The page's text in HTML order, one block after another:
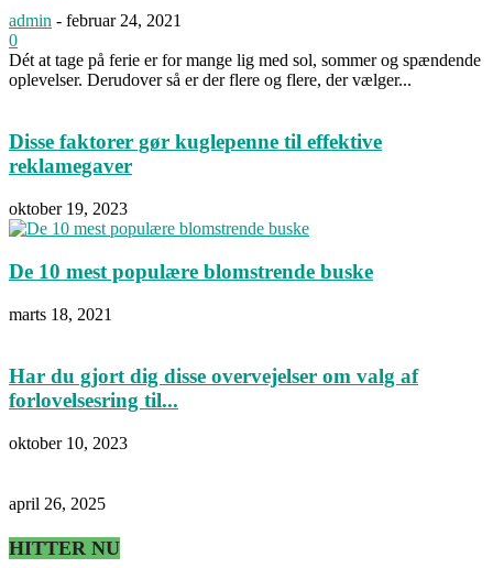
admin - februar 24, 2021
0
Dét at tage på ferie er for mange lig med sol, sommer og spændende
oplevelser. Derudover så er der flere og flere, der vælger...
Disse faktorer gør kuglepenne til effektive
reklamegaver
oktober 19, 2023
De 10 mest populære blomstrende buske
marts 18, 2021
Har du gjort dig disse overvejelser om valg af
forlovelsesring til...
oktober 10, 2023
april 26, 2025
HITTER NU